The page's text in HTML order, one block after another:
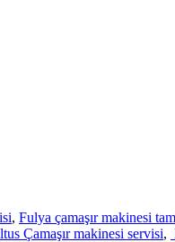
, Fulya çamaşır makinesi
Çamaşır makinesi servisi,